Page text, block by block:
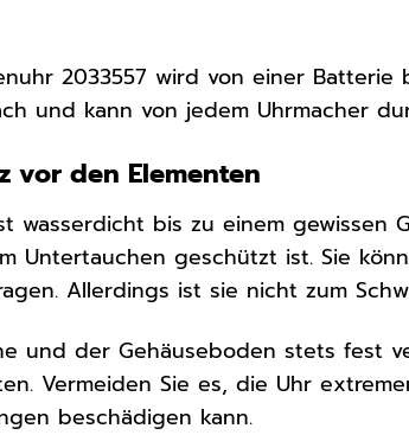
2033557 wird von einer
und kann von jedem Uhrmacher
vor den Elementen
wasserdicht bis zu einem gewissen
Untertauchen geschützt ist. Sie
Allerdings ist sie nicht zum
und der Gehäuseboden stets fest
Vermeiden Sie es, die Uhr
beschädigen kann.